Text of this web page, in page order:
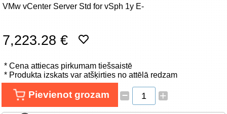
Tīkla produkti
Viedierīces
Autopreces
Renewd tehnika, Outlet
VMw vCenter Server Std for vSph 1y E-
7,223.28 €
* Cena attiecas pirkumam tiešsaistē
* Produkta izskats var atšķirties no attēlā redzam
Pievienot grozam – +